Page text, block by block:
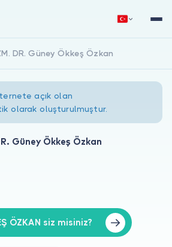
Giriş Yap
DR. Güney Ökkeş Özkan
açık olan
olarak oluşturulmuştur.
Güney Ökkeş Özkan
ÖZKAN siz misiniz?